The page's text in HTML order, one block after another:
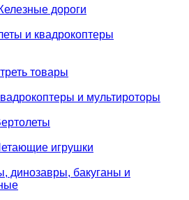
дороги
и квадрокоптеры
товары
и мультироторы
игрушки
динозавры, бакуганы и